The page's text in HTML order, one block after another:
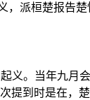
派桓楚报告楚
义。当年九月
提到时是在